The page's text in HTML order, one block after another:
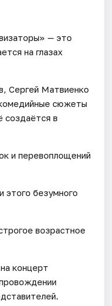
— это
на глазах
Сергей Матвиенко
сюжеты
создаётся в
и перевоплощений
этого безумного
возрастное
концерт